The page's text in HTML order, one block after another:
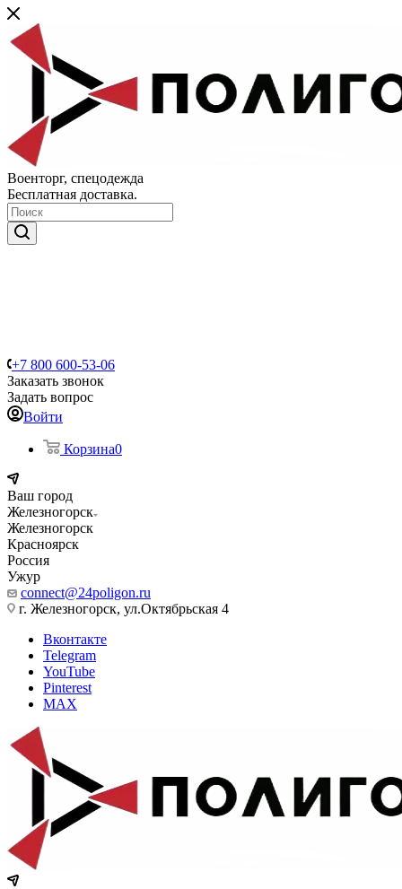
Военторг, спецодежда
Бесплатная доставка.
+7 800 600-53-06
Заказать звонок
Задать вопрос
Войти
Корзина0
Ваш город
Железногорск
Железногорск
Красноярск
Россия
Ужур
connect@24poligon.ru
г. Железногорск, ул.Октябрьская 4
Вконтакте
Telegram
YouTube
Pinterest
MAX